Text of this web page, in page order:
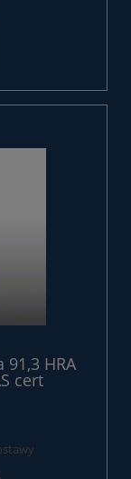
HRA
cert